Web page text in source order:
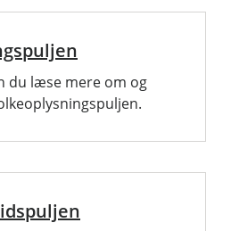
du læse mere om og